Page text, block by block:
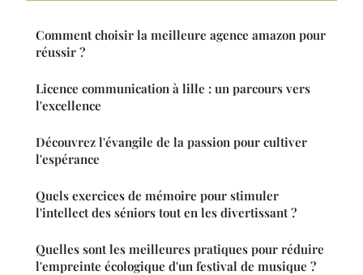
Comment choisir la meilleure agence amazon pour
réussir ?
Licence communication à lille : un parcours vers
l'excellence
Découvrez l'évangile de la passion pour cultiver
l'espérance
Quels exercices de mémoire pour stimuler
l'intellect des séniors tout en les divertissant ?
Quelles sont les meilleures pratiques pour réduire
l'empreinte écologique d'un festival de musique ?